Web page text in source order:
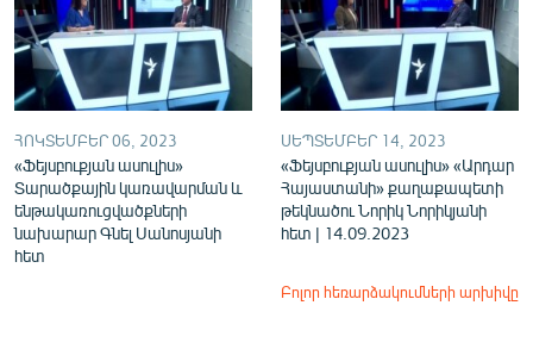
ՀՈԿՏԵՄԲԵՐ 06, 2023
«Ֆեյսբուքյան ասուլիս»
Տարածքային կառավարման և
ենթակառուցվածքների
նախարար Գնել Սանոսյանի
հետ
ՍԵՊՏԵՄԲԵՐ 14, 2023
«Ֆեյսբուքյան ասուլիս» «Արդար
Հայաստանի» քաղաքապետի
թեկնածու Նորիկ Նորիկյանի
հետ | 14.09.2023
Բոլոր հեռարձակումների արխիվը